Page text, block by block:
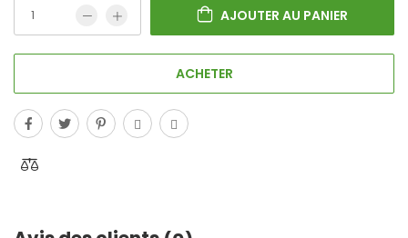
AJOUTER AU PANIER
ACHETER